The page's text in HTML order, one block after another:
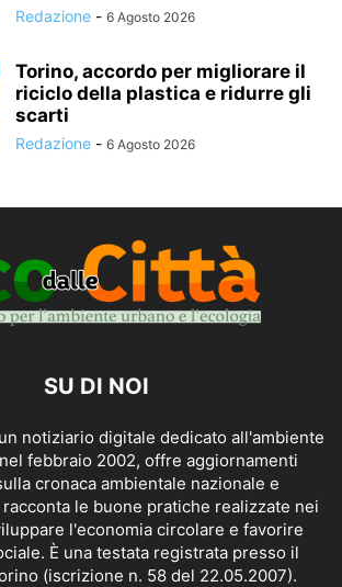
Redazione - 6 Agosto 2026
Torino, accordo per migliorare il
riciclo della plastica e ridurre gli
scarti
Redazione - 6 Agosto 2026
SU DI NOI
notiziario digitale dedicato all'ambiente
febbraio 2002, offre aggiornamenti
cronaca ambientale nazionale e
le buone pratiche realizzate nei
l'economia circolare e favorire
È una testata registrata presso il
(iscrizione n. 58 del 22.05.2007).